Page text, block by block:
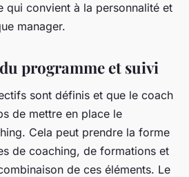
qui convient à la personnalité et
manager.
programme et suivi
sont définis et que le coach
de mettre en place le
Cela peut prendre la forme
de coaching, de formations et
de ces éléments. Le